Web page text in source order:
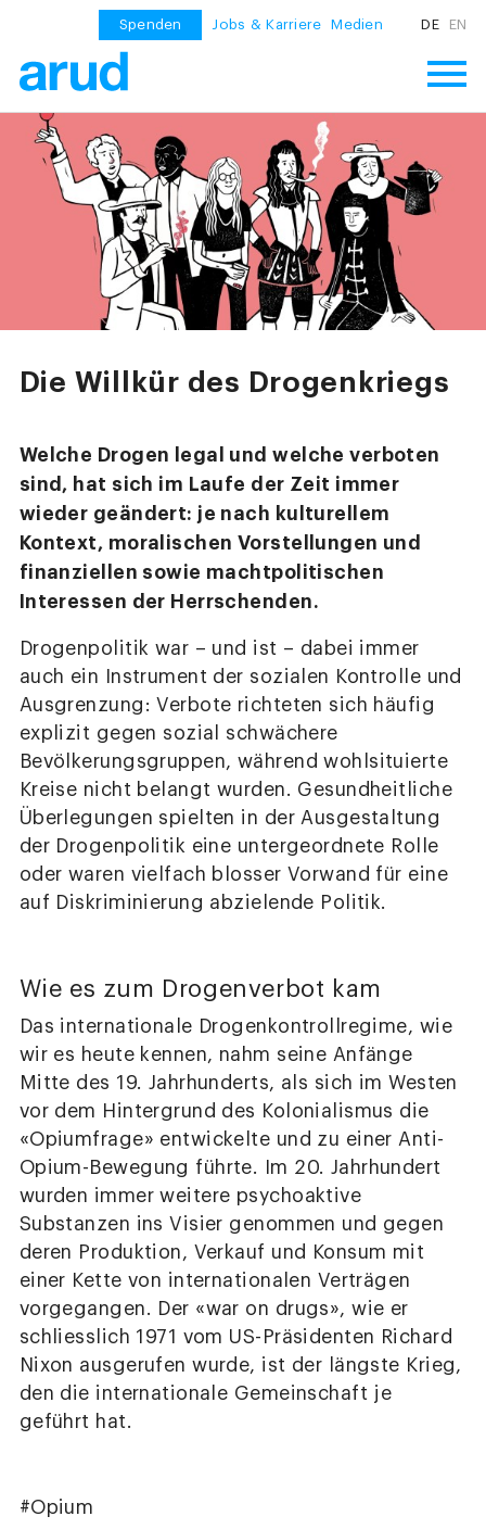
Spenden Jobs & Karriere Medien DE EN
Die Willkür des Drogenkriegs
Welche Drogen legal und welche verboten
sind, hat sich im Laufe der Zeit immer
wieder geändert: je nach kulturellem
Kontext, moralischen Vorstellungen und
finanziellen sowie machtpolitischen
Interessen der Herrschenden.
Drogenpolitik war – und ist – dabei immer
auch ein Instrument der sozialen Kontrolle und
Ausgrenzung: Verbote richteten sich häufig
explizit gegen sozial schwächere
Bevölkerungsgruppen, während wohlsituierte
Kreise nicht belangt wurden. Gesundheitliche
Überlegungen spielten in der Ausgestaltung
der Drogenpolitik eine untergeordnete Rolle
oder waren vielfach blosser Vorwand für eine
auf Diskriminierung abzielende Politik.
Wie es zum Drogenverbot kam
Das internationale Drogenkontrollregime, wie
wir es heute kennen, nahm seine Anfänge
Mitte des 19. Jahrhunderts, als sich im Westen
vor dem Hintergrund des Kolonialismus die
«Opiumfrage» entwickelte und zu einer Anti-
Opium-Bewegung führte. Im 20. Jahrhundert
wurden immer weitere psychoaktive
Substanzen ins Visier genommen und gegen
deren Produktion, Verkauf und Konsum mit
einer Kette von internationalen Verträgen
vorgegangen. Der «war on drugs», wie er
schliesslich 1971 vom US-Präsidenten Richard
Nixon ausgerufen wurde, ist der längste Krieg,
den die internationale Gemeinschaft je
geführt hat.
#Opium